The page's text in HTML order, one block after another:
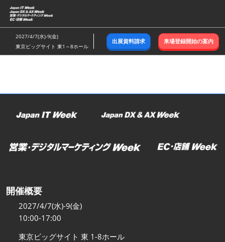
ス
キ
ッ
し
む
2027/4/7(水)-9(金)
東京ビッグサイト 東1～8ホール
出展資料請求 来場登録開始の案内
開催概要
2027/4/7(水)-9(金)
10:00-17:00
東京ビッグサイト 東 1-8ホール